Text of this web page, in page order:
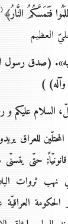
فَتَمَسَّكُمُ النَّارُ﴾(۱)
العظيم
(صدق رسول
وآله) )
السلام عليكم و
للعراق
حتّى
نهب ثروات
العراقيّة